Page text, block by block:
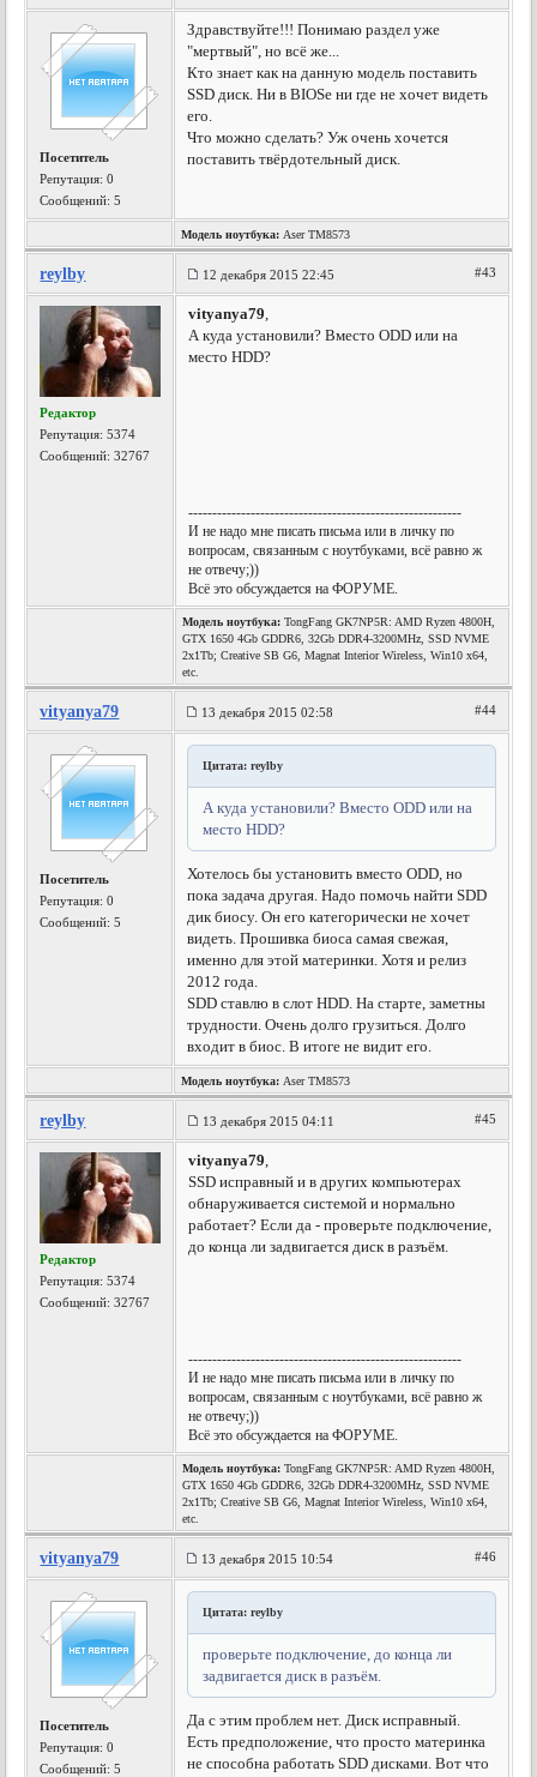
Посетитель
Репутация:0
Сообщений: 5
Здравствуйте!!! Понимаю раздел уже
"мертвый", но всё же...
Кто знает как на данную модель поставить
SSD диск. Ни в BIOSе ни где не хочет видеть
его.
Что можно сделать? Уж очень хочется
поставить твёрдотельный диск.
Модель ноутбука: Aser TM8573
reylby 12 декабря 2015 22:45 #43
Редактор
Репутация:5374
Сообщений: 32767
vityanya79,
А куда установили? Вместо ODD или на
место HDD?
---------------------------------------------------------
И не надо мне писать письма или в личку по
вопросам, связанным с ноутбуками, всё равно ж
не отвечу;))
Всё это обсуждается на ФОРУМЕ.
Модель ноутбука: TongFang GK7NP5R: AMD Ryzen 4800H,
GTX 1650 4Gb GDDR6, 32Gb DDR4-3200MHz, SSD NVME
2x1Tb; Creative SB G6, Magnat Interior Wireless, Win10 x64,
etc.
vityanya79 13 декабря 2015 02:58 #44
Посетитель
Репутация:0
Сообщений: 5
Цитата: reylby
А куда установили? Вместо ODD или на
место HDD?
Хотелось бы установить вместо ODD, но
пока задача другая. Надо помочь найти SDD
дик биосу. Он его категорически не хочет
видеть. Прошивка биоса самая свежая,
именно для этой материнки. Хотя и релиз
2012 года.
SDD ставлю в слот HDD. На старте, заметны
трудности. Очень долго грузиться. Долго
входит в биос. В итоге не видит его.
Модель ноутбука: Aser TM8573
reylby 13 декабря 2015 04:11 #45
Редактор
Репутация:5374
Сообщений: 32767
vityanya79,
SSD исправный и в других компьютерах
обнаруживается системой и нормально
работает? Если да - проверьте подключение,
до конца ли задвигается диск в разъём.
---------------------------------------------------------
И не надо мне писать письма или в личку по
вопросам, связанным с ноутбуками, всё равно ж
не отвечу;))
Всё это обсуждается на ФОРУМЕ.
Модель ноутбука: TongFang GK7NP5R: AMD Ryzen 4800H,
GTX 1650 4Gb GDDR6, 32Gb DDR4-3200MHz, SSD NVME
2x1Tb; Creative SB G6, Magnat Interior Wireless, Win10 x64,
etc.
vityanya79 13 декабря 2015 10:54 #46
Посетитель
Репутация:0
Сообщений: 5
Цитата: reylby
проверьте подключение, до конца ли
задвигается диск в разъём.
Да с этим проблем нет. Диск исправный.
Есть предположение, что просто материнка
не способна работать SDD дисками. Вот что